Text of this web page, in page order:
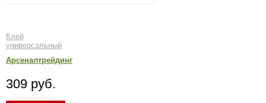
Клей
универсальный
Арсеналтрейдинг
309 руб.